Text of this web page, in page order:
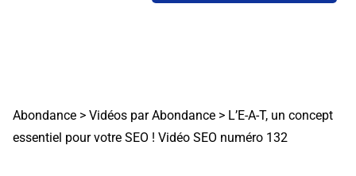
Abondance > Vidéos par Abondance > L’E-A-T, un concept
essentiel pour votre SEO ! Vidéo SEO numéro 132